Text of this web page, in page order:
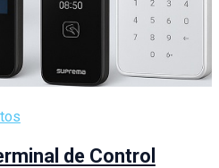
de Control